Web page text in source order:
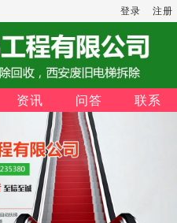
登录 注册
资讯 问答 联系